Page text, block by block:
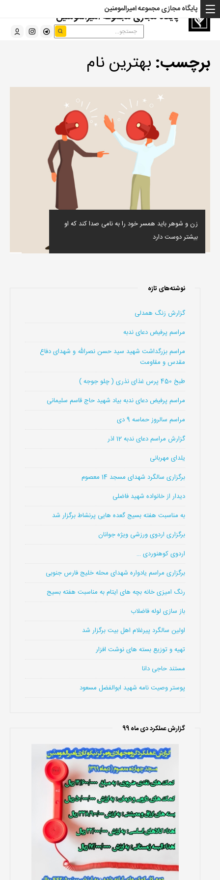
پایگاه مجازی مجموعه امیرالمومنین
پایگاه مجازی مجموعه امیرالمومنین
برچسب: بهترین نام
زن و شوهر باید همسر خود را به نامی صدا کند که او
بیشتر دوست دارد
نوشته‌های تازه
گزارش زنگ همدلی
مراسم پرفیض دعای ندبه
مراسم بزرگداشت شهید سید حسن نصرالله و شهدای دفاع
مقدس و مقاومت
طبخ 450 پرس غذای نذری ( چلو جوجه )
مراسم پرفیض دعای ندبه بیاد شهید حاج قاسم سلیمانی
مراسم سالروز حماسه 9 دی
گزارش مراسم دعای ندبه 12 اذر
یلدای مهربانی
برگزاری سالگرد شهدای مسجد 14 معصوم
دیدار از خانواده شهید فاضلی
به مناسبت هفته بسیج گعده هایی پرنشاط برگزار شد
برگزاری اردوی ورزشی ویژه جوانان
اردوی کوهنوردی …
برگزاری مراسم یادواره شهدای محله خلیج فارس جنوبی
رنگ امیزی خانه بچه های ایتام به مناسبت هفته بسیج
باز سازی لوله فاضلاب
اولین سالگرد پیرغلام اهل بیت برگزار شد
تهیه و توزیع بسته های نوشت افزار
مستند حاجی دانا
پوستر وصیت نامه شهید ابوالفضل مسعود
گزارش عملکرد دی ماه 99